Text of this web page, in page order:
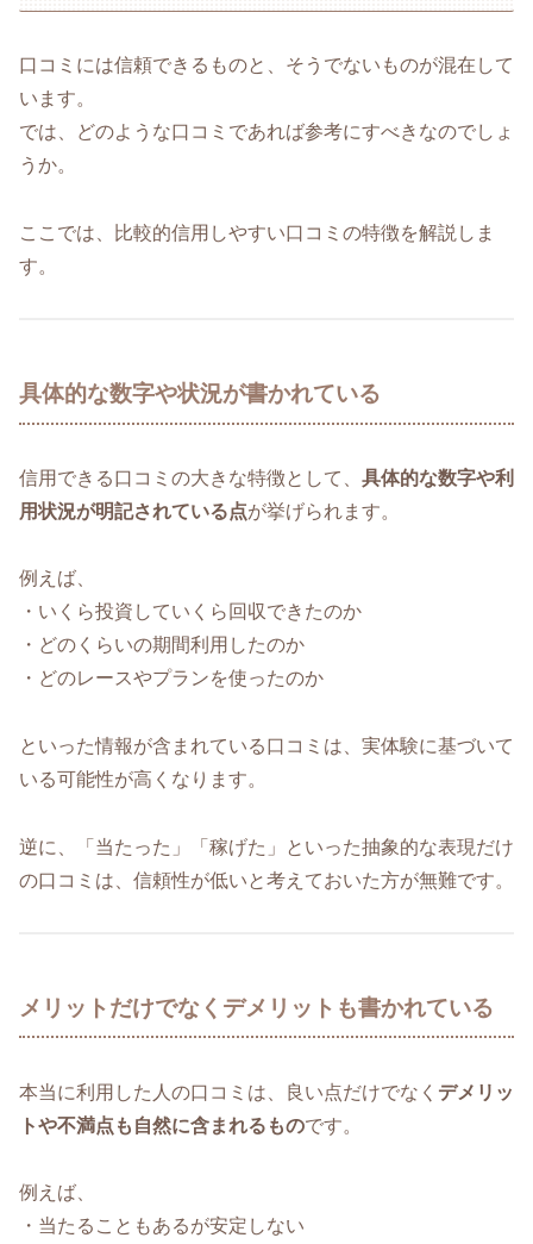
口コミには信頼できるものと、そうでないものが混在して
います。
では、どのような口コミであれば参考にすべきなのでしょ
うか。
ここでは、比較的信用しやすい口コミの特徴を解説しま
す。
具体的な数字や状況が書かれている
信用できる口コミの大きな特徴として、 具体的な数字や利
用状況が明記されている点が挙げられます。
例えば、
・いくら投資していくら回収できたのか
・どのくらいの期間利用したのか
・どのレースやプランを使ったのか
といった情報が含まれている口コミは、実体験に基づいて
いる可能性が高くなります。
逆に、「当たった」「稼げた」といった抽象的な表現だけ
の口コミは、信頼性が低いと考えておいた方が無難です。
メリットだけでなくデメリットも書かれている
本当に利用した人の口コミは、良い点だけでなく デメリッ
トや不満点も自然に含まれるものです。
例えば、
・当たることもあるが安定しない